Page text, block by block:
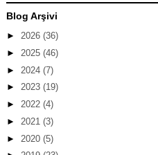
Blog Arşivi
► 2026 (36)
► 2025 (46)
► 2024 (7)
► 2023 (19)
► 2022 (4)
► 2021 (3)
► 2020 (5)